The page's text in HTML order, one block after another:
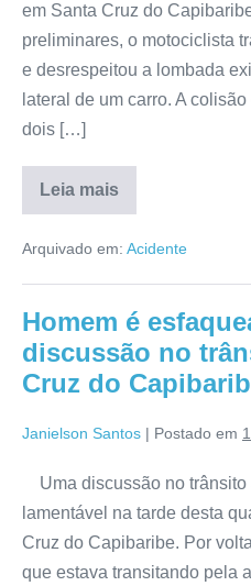
em Santa Cruz do
preliminares, o motociclista
e desrespeitou a lombada
lateral de um carro. A
dois […]
Leia mais
Arquivado em: Acidente
Homem é
discussão no
Cruz do
Janielson Santos | Postado em
Uma discussão no trânsito
lamentável na tarde desta
Cruz do Capibaribe. Por
que estava transitando pela